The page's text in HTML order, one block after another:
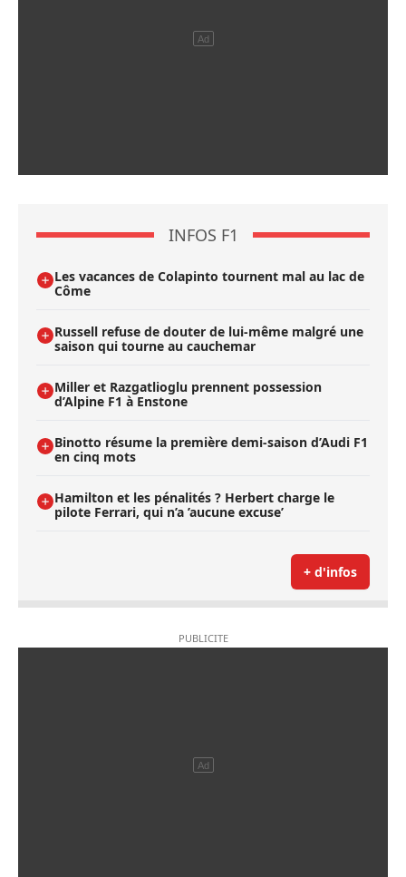
INFOS F1
Les vacances de Colapinto tournent mal au lac de
Côme
Russell refuse de douter de lui-même malgré une
saison qui tourne au cauchemar
Miller et Razgatlioglu prennent possession
d’Alpine F1 à Enstone
Binotto résume la première demi-saison d’Audi F1
en cinq mots
Hamilton et les pénalités ? Herbert charge le
pilote Ferrari, qui n’a ’aucune excuse’
+ d'infos